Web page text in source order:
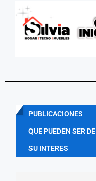
PUBLICACIONES
QUE PUEDEN SER DE
SU INTERES